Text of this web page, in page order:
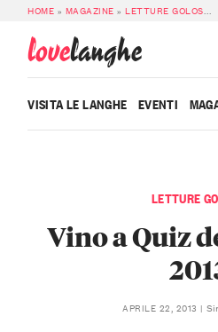
HOME » MAGAZINE »LETTURE GOLOSE »
lovelanghe
VISITA LE LANGHE EVENTI
LETTURE
Vino a Quiz
APRILE 22, 2013